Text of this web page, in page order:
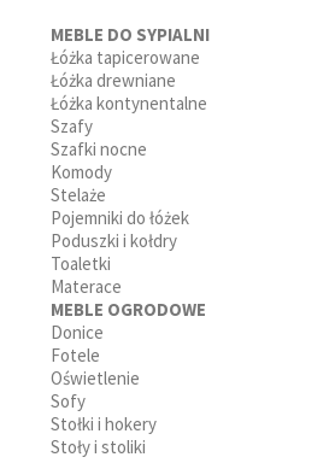
MEBLE DO SYPIALNI
Łóżka tapicerowane
Łóżka drewniane
Łóżka kontynentalne
Szafy
Szafki nocne
Komody
Stelaże
Pojemniki do łóżek
Poduszki i kołdry
Toaletki
Materace
MEBLE OGRODOWE
Donice
Fotele
Oświetlenie
Sofy
Stołki i hokery
Stoły i stoliki